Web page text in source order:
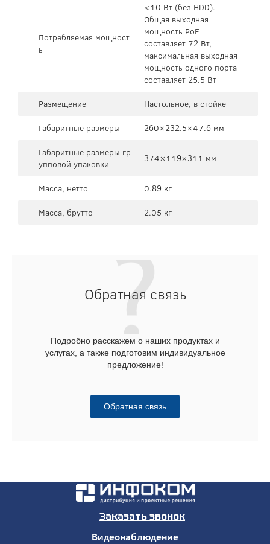
Потребляемая мощност
ь
<10 Вт (без HDD).
Общая выходная
мощность PoE
составляет 72 Вт,
максимальная выходная
мощность одного порта
составляет 25.5 Вт
Размещение
Настольное, в стойке
Габаритные размеры
260×232.5×47.6 мм
Габаритные размеры гр
упповой упаковки
374×119×311 мм
Масса, нетто
0.89 кг
Масса, брутто
2.05 кг
Обратная связь
Подробно расскажем о наших продуктах и
услугах, а также подготовим индивидуальное
предложение!
Обратная связь
Заказать звонок
Видеонаблюдение